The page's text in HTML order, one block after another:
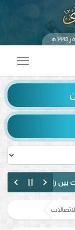
عيسى ومتصل شيعي